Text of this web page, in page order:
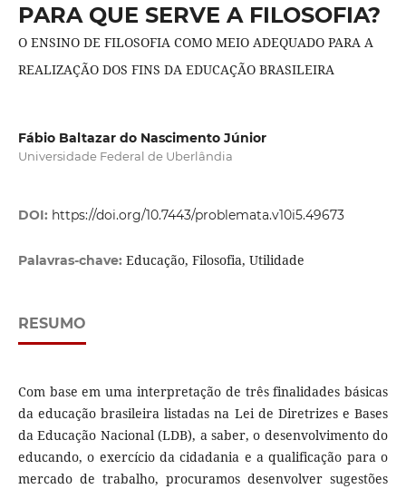
PARA QUE SERVE A FILOSOFIA?
O ENSINO DE FILOSOFIA COMO MEIO ADEQUADO PARA A
REALIZAÇÃO DOS FINS DA EDUCAÇÃO BRASILEIRA
Fábio Baltazar do Nascimento Júnior
Universidade Federal de Uberlândia
DOI: https://doi.org/10.7443/problemata.v10i5.49673
Palavras-chave: Educação, Filosofia, Utilidade
RESUMO
Com base em uma interpretação de três finalidades básicas
da educação brasileira listadas na Lei de Diretrizes e Bases
da Educação Nacional (LDB), a saber, o desenvolvimento do
educando, o exercício da cidadania e a qualificação para o
mercado de trabalho, procuramos desenvolver sugestões